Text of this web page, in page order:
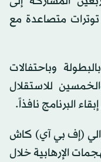
متصاعدة مع
وباحتفالات
للاستقلال
البرنامج نافذاً.
(إف بي آي) كاش
الإرهابية خلال